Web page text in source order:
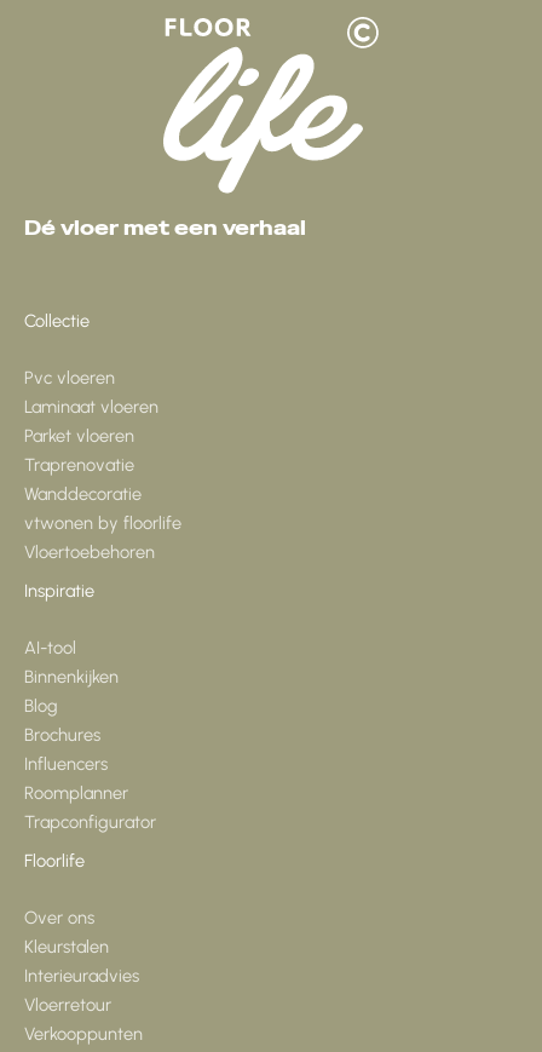
Dé vloer met een verhaal
Collectie
Pvc vloeren
Laminaat vloeren
Parket vloeren
Traprenovatie
Wanddecoratie
vtwonen by floorlife
Vloertoebehoren
Inspiratie
AI-tool
Binnenkijken
Blog
Brochures
Influencers
Roomplanner
Trapconfigurator
Floorlife
Over ons
Kleurstalen
Interieuradvies
Vloerretour
Verkooppunten